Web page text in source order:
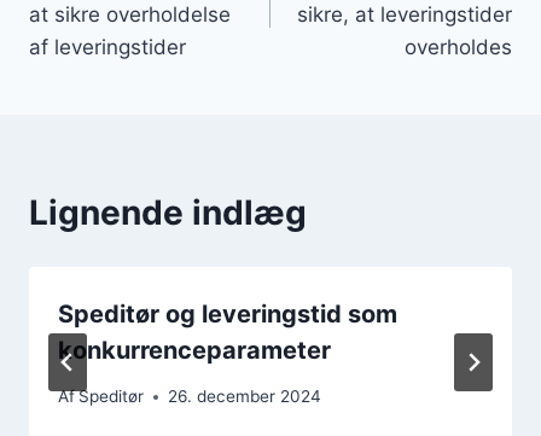
at sikre overholdelse
af leveringstider
sikre, at leveringstider
overholdes
Lignende indlæg
Speditør og leveringstid som
konkurrenceparameter
AfSpeditør 26. december 2024